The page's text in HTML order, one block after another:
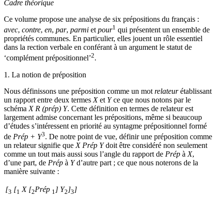
Cadre théorique
Ce volume propose une analyse de six prépositions du français :
avec, contre, en, par, parmi et pour1 qui présentent un ensemble de
propriétés communes. En particulier, elles jouent un rôle essentiel
dans la rection verbale en conférant à un argument le statut de
‘complément prépositionnel’2.
1. La notion de préposition
Nous définissons une préposition comme un mot relateurétablissant
un rapport entre deux termes Xet Yce que nous notons par le
schéma X R (prép) Y. Cette définition en termes de relateur est
largement admise concernant les prépositions, même si beaucoup
d’études s’intéressent en priorité au syntagme prépositionnel formé
de Prép + Y3. De notre point de vue, définir une préposition comme
un relateur signifie que X Prép Ydoit être considéré non seulement
comme un tout mais aussi sous l’angle du rapport de Prép à X,
d’une part, de Prép à Yd’autre part ; ce que nous noterons de la
manière suivante :
[3 [1 X [2Prép 1] Y2]3]